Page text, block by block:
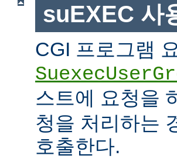
suEXEC 사
CGI 프로그램
스트에 요청을
청을 처리하는
호출한다.